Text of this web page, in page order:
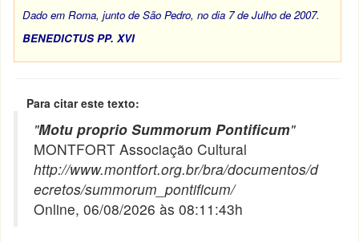
Dado em Roma, junto de São Pedro, no dia 7 de Julho de 2007.
BENEDICTUS PP. XVI
Para citar este texto:
"Motu proprio Summorum Pontificum"
MONTFORT Associação Cultural
http://www.montfort.org.br/bra/documentos/d
ecretos/summorum_pontificum/
Online, 06/08/2026 às 08:11:43h